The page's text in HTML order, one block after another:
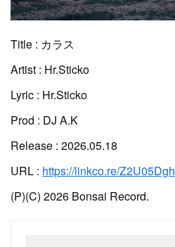
Title : カラス
Artist : Hr.Sticko
Lyric : Hr.Sticko
Prod : DJ A.K
Release : 2026.05.18
URL : https://linkco.re/Z2U05Dgh
(P)(C) 2026 Bonsai Record.